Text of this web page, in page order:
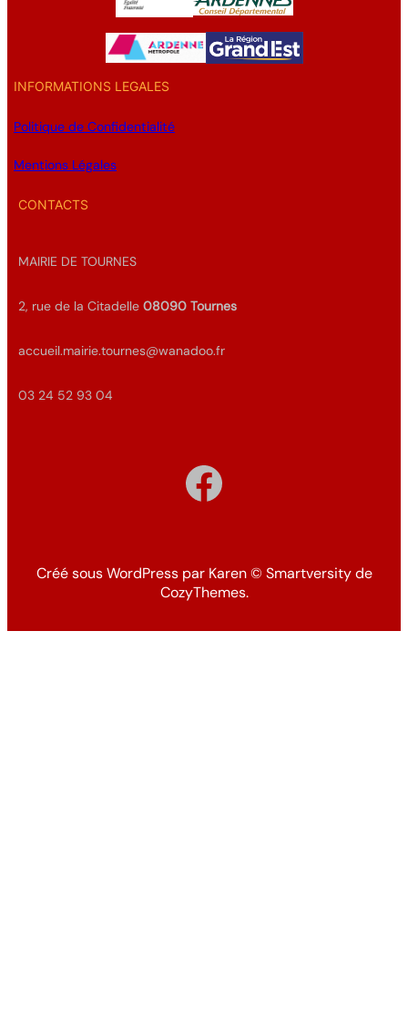
INFORMATIONS LEGALES
Politique de Confidentialité
Mentions Légales
CONTACTS
MAIRIE DE TOURNES
2, rue de la Citadelle08090 Tournes
accueil.mairie.tournes@wanadoo.fr
03 24 52 93 04
Facebook
Créé sous WordPress par Karen© Smartversity de
CozyThemes.